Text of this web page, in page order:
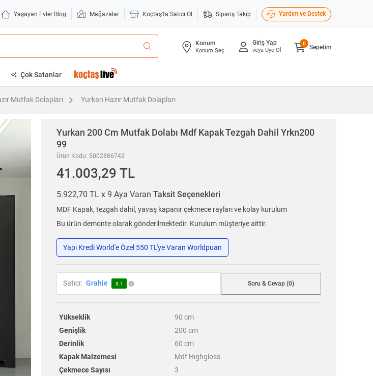
Yaşayan Evler Blog Mağazalar Koçtaş'ta Satıcı Ol Sipariş Takip Yardım ve Destek
Konum
Konum Seç
Giriş Yap
veya Üye Ol Sepetim
0
Çok Satanlar
Mutfak Dolapları Yurkan Hazır Mutfak Dolapları
Yurkan 200 Cm Mutfak Dolabı Mdf Kapak Tezgah Dahil Yrkn200
99
Ürün Kodu: 5002886742
41.003,29 TL
5.922,70 TL x 9 Aya Varan Taksit Seçenekleri
MDF Kapak, tezgah dahil, yavaş kapanır çekmece rayları ve kolay kurulum
Bu ürün demonte olarak gönderilmektedir. Kurulum müşteriye aittir.
Yapı Kredi World'e Özel 550 TL'ye Varan Worldpuan
Satıcı: Grahie 9.1 Soru & Cevap (0)
Yükseklik 90 cm
Genişlik
200 cm
Derinlik
60 cm
Kapak Malzemesi
Mdf Hıghgloss
Çekmece Sayısı
3